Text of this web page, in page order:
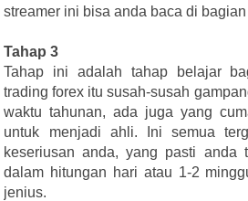
streamer ini bisa anda baca di
Tahap 3
Tahap ini adalah tahap belajar
trading forex itu susah-susah
waktu tahunan, ada juga yang
untuk menjadi ahli. Ini semua
keseriusan anda, yang pasti anda
dalam hitungan hari atau 1-2
jenius.